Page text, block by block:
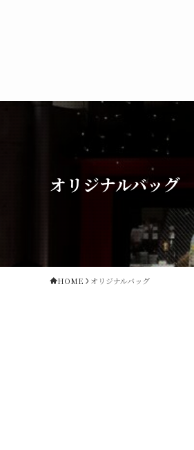
オリジナルバッグ
HOME オリジナルバッグ